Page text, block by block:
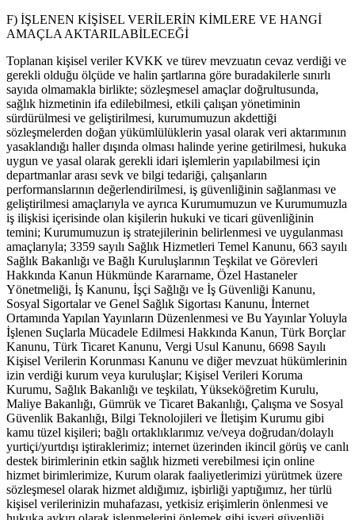
F) İŞLENEN KİŞİSEL VERİLERİN KİMLERE VE HANGİ
AMAÇLA AKTARILABİLECEĞİ
Toplanan kişisel veriler KVKK ve türev mevzuatın cevaz verdiği ve
gerekli olduğu ölçüde ve halin şartlarına göre buradakilerle sınırlı
sayıda olmamakla birlikte; sözleşmesel amaçlar doğrultusunda,
sağlık hizmetinin ifa edilebilmesi, etkili çalışan yönetiminin
sürdürülmesi ve geliştirilmesi, kurumumuzun akdettiği
sözleşmelerden doğan yükümlülüklerin yasal olarak veri aktarımının
yasaklandığı haller dışında olması halinde yerine getirilmesi, hukuka
uygun ve yasal olarak gerekli idari işlemlerin yapılabilmesi için
departmanlar arası sevk ve bilgi tedariği, çalışanların
performanslarının değerlendirilmesi, iş güvenliğinin sağlanması ve
geliştirilmesi amaçlarıyla ve ayrıca Kurumumuzun ve Kurumumuzla
iş ilişkisi içerisinde olan kişilerin hukuki ve ticari güvenliğinin
temini; Kurumumuzun iş stratejilerinin belirlenmesi ve uygulanması
amaçlarıyla; 3359 sayılı Sağlık Hizmetleri Temel Kanunu, 663 sayılı
Sağlık Bakanlığı ve Bağlı Kuruluşlarının Teşkilat ve Görevleri
Hakkında Kanun Hükmünde Kararname, Özel Hastaneler
Yönetmeliği, İş Kanunu, İşçi Sağlığı ve İş Güvenliği Kanunu,
Sosyal Sigortalar ve Genel Sağlık Sigortası Kanunu, İnternet
Ortamında Yapılan Yayınların Düzenlenmesi ve Bu Yayınlar Yoluyla
İşlenen Suçlarla Mücadele Edilmesi Hakkında Kanun, Türk Borçlar
Kanunu, Türk Ticaret Kanunu, Vergi Usul Kanunu, 6698 Sayılı
Kişisel Verilerin Korunması Kanunu ve diğer mevzuat hükümlerinin
izin verdiği kurum veya kuruluşlar; Kişisel Verileri Koruma
Kurumu, Sağlık Bakanlığı ve teşkilatı, Yükseköğretim Kurulu,
Maliye Bakanlığı, Gümrük ve Ticaret Bakanlığı, Çalışma ve Sosyal
Güvenlik Bakanlığı, Bilgi Teknolojileri ve İletişim Kurumu gibi
kamu tüzel kişileri; bağlı ortaklıklarımız ve/veya doğrudan/dolaylı
yurtiçi/yurtdışı iştiraklerimiz; internet üzerinden ikincil görüş ve canlı
destek birimlerinin etkin sağlık hizmeti verebilmesi için online
hizmet birimlerimize, Kurum olarak faaliyetlerimizi yürütmek üzere
sözleşmesel olarak hizmet aldığımız, işbirliği yaptığımız, her türlü
kişisel verilerinizin muhafazası, yetkisiz erişimlerin önlenmesi ve